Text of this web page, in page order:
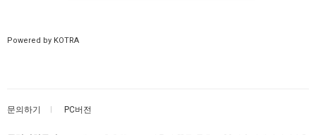
Powered by KOTRA
문의하기 PC버전